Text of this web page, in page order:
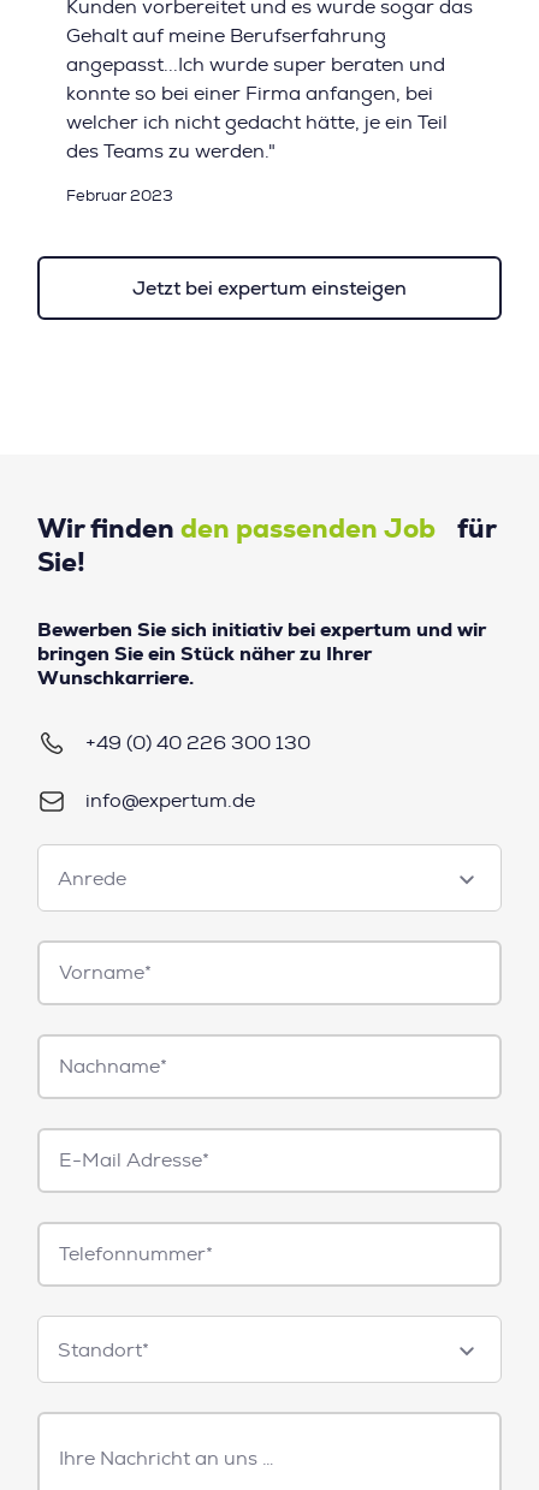
Kunden vorbereitet und es wurde sogar das
Gehalt auf meine Berufserfahrung
angepasst...Ich wurde super beraten und
konnte so bei einer Firma anfangen, bei
welcher ich nicht gedacht hätte, je ein Teil
des Teams zu werden."
Februar 2023
Jetzt bei expertum einsteigen
Wir finden den passenden Job für
Sie!
Bewerben Sie sich initiativ bei expertum und wir
bringen Sie ein Stück näher zu Ihrer
Wunschkarriere.
+49 (0) 40 226 300 130
info@expertum.de
Anrede
Anrede
Vorname*
Nachname*
E-
Mail*
Telefonnummer
Standorte
Standort*
Freitext
Nachricht